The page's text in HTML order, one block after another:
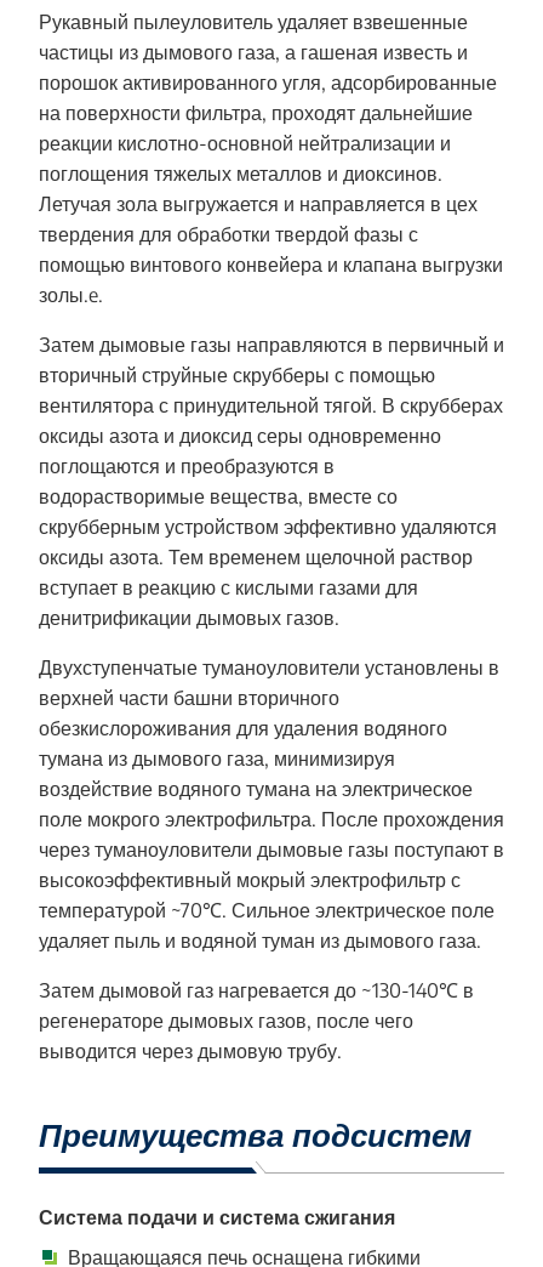
Рукавный пылеуловитель удаляет взвешенные
частицы из дымового газа, а гашеная известь и
порошок активированного угля, адсорбированные
на поверхности фильтра, проходят дальнейшие
реакции кислотно-основной нейтрализации и
поглощения тяжелых металлов и диоксинов.
Летучая зола выгружается и направляется в цех
твердения для обработки твердой фазы с
помощью винтового конвейера и клапана выгрузки
золы.e.
Затем дымовые газы направляются в первичный и
вторичный струйные скрубберы с помощью
вентилятора с принудительной тягой. В скрубберах
оксиды азота и диоксид серы одновременно
поглощаются и преобразуются в
водорастворимые вещества, вместе со
скрубберным устройством эффективно удаляются
оксиды азота. Тем временем щелочной раствор
вступает в реакцию с кислыми газами для
денитрификации дымовых газов.
Двухступенчатые туманоуловители установлены в
верхней части башни вторичного
обезкислороживания для удаления водяного
тумана из дымового газа, минимизируя
воздействие водяного тумана на электрическое
поле мокрого электрофильтра. После прохождения
через туманоуловители дымовые газы поступают в
высокоэффективный мокрый электрофильтр с
температурой ~70℃. Сильное электрическое поле
удаляет пыль и водяной туман из дымового газа.
Затем дымовой газ нагревается до ~130-140℃ в
регенераторе дымовых газов, после чего
выводится через дымовую трубу.
Преимущества подсистем
Система подачи и система сжигания
Вращающаяся печь оснащена гибкими